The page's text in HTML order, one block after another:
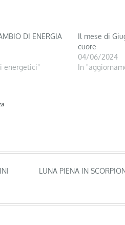
DI ENERGIA
energetici"
Il mese di
cuore
04/06/2024
In
LUNA PIENA IN